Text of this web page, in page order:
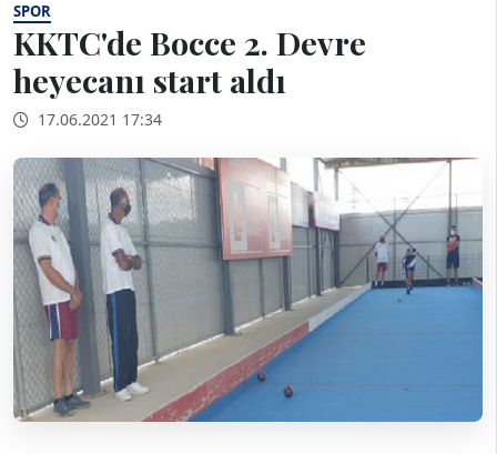
SPOR
KKTC'de Bocce 2. Devre
heyecanı start aldı
17.06.2021 17:34